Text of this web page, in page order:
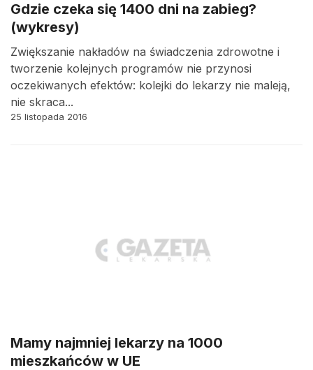
Gdzie czeka się 1400 dni na zabieg?
(wykresy)
Zwiększanie nakładów na świadczenia zdrowotne i
tworzenie kolejnych programów nie przynosi
oczekiwanych efektów: kolejki do lekarzy nie maleją,
nie skraca...
25 listopada 2016
Mamy najmniej lekarzy na 1000
mieszkańców w UE